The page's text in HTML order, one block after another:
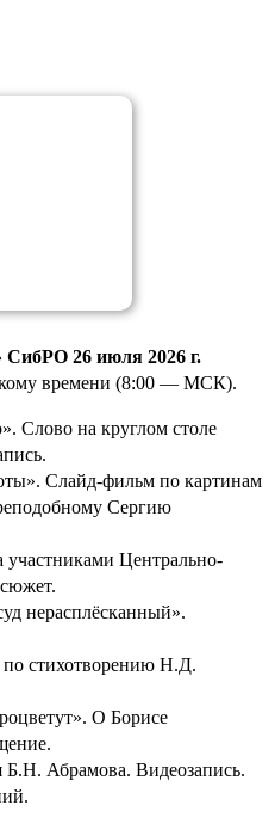
СибРО 26 июля 2026 г.
времени (8:00 — МСК).
Слово на круглом столе
Слайд-фильм по картинам
Сергию
Центрально-
нерасплёсканный».
стихотворению Н.Д.
О Борисе
Абрамова. Видеозапись.